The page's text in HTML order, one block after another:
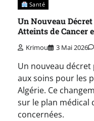
Santé
Un Nouveau
Atteints de Cancer
Krimou 3 Mai 2026
Un nouveau décret
aux soins pour les
Algérie. Ce
sur le plan médical
concernées.